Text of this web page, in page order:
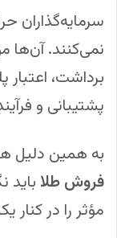
سرمایه‌گذاران
نمی‌کنند. آن‌ها
برداشت، اعتبار
پشتیبانی و
به همین دلیل
فروش طلا
مؤثر را در کنار